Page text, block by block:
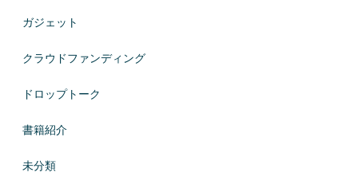
ガジェット
クラウドファンディング
ドロップトーク
書籍紹介
未分類